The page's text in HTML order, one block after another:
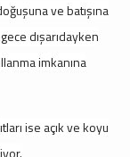
ve batışına
dışarıdayken
imkanına
ise açık ve koyu